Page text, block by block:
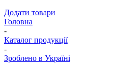
Додати товари
Головна
-
Каталог продукції
-
Зроблено в Україні